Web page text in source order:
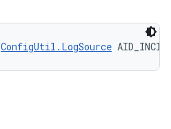
ConfigUtil.LogSource